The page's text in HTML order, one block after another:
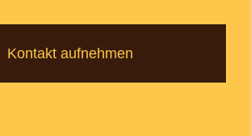
Kontakt aufnehmen